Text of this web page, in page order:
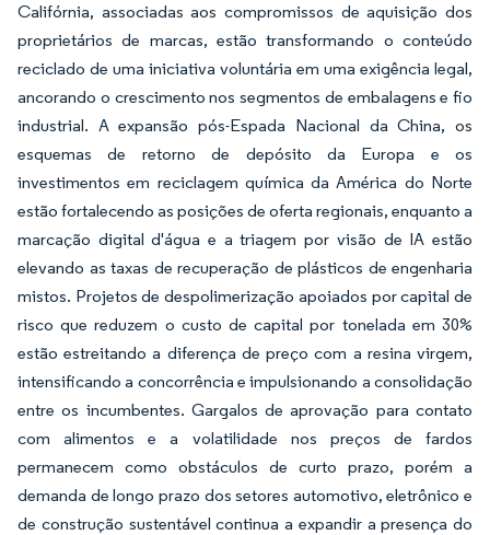
Califórnia, associadas aos compromissos de aquisição dos
proprietários de marcas, estão transformando o conteúdo
reciclado de uma iniciativa voluntária em uma exigência legal,
ancorando o crescimento nos segmentos de embalagens e fio
industrial. A expansão pós-Espada Nacional da China, os
esquemas de retorno de depósito da Europa e os
investimentos em reciclagem química da América do Norte
estão fortalecendo as posições de oferta regionais, enquanto a
marcação digital d'água e a triagem por visão de IA estão
elevando as taxas de recuperação de plásticos de engenharia
mistos. Projetos de despolimerização apoiados por capital de
risco que reduzem o custo de capital por tonelada em 30%
estão estreitando a diferença de preço com a resina virgem,
intensificando a concorrência e impulsionando a consolidação
entre os incumbentes. Gargalos de aprovação para contato
com alimentos e a volatilidade nos preços de fardos
permanecem como obstáculos de curto prazo, porém a
demanda de longo prazo dos setores automotivo, eletrônico e
de construção sustentável continua a expandir a presença do